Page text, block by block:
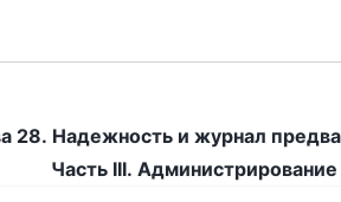
28. Надежность и журнал
Часть III.